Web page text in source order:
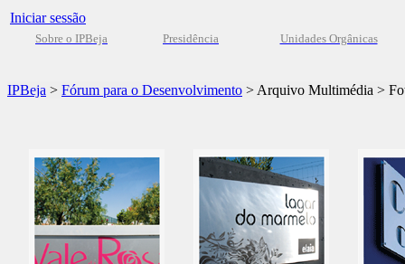
Iniciar sessão
Sobre o IPBeja Presidência Unidades Orgânicas
IPBeja > Fórum para o Desenvolvimento > Arquivo Multimédia >